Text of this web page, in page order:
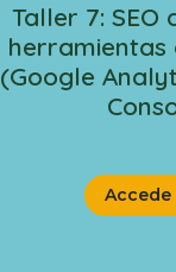
Taller 7: SEO
herramientas
(Google
Accede